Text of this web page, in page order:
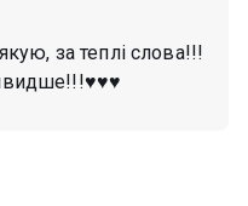
за теплі слова!!!